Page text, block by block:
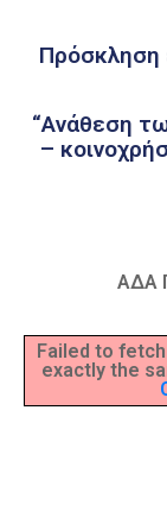
Πρόσκληση
“Ανάθεση
–
ΑΔΑ
Failed to
exactly the